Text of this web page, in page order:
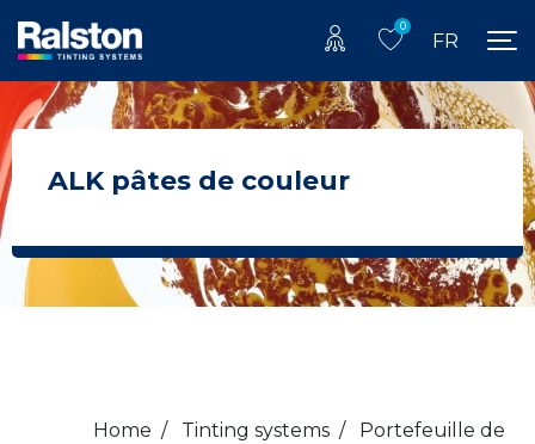
0
FR
ALK pâtes de couleur
Home / Tinting systems / Portefeuille de